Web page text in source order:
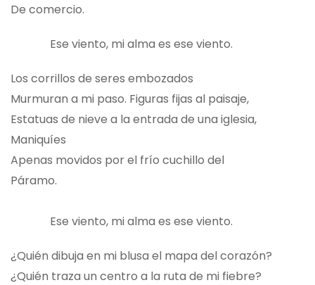
De comercio.
Ese viento, mi alma es ese viento.
Los corrillos de seres embozados
Murmuran a mi paso. Figuras fijas al paisaje,
Estatuas de nieve a la entrada de una iglesia,
Maniquíes
Apenas movidos por el frío cuchillo del
Páramo.
Ese viento, mi alma es ese viento.
¿Quién dibuja en mi blusa el mapa del corazón?
¿Quién traza un centro a la ruta de mi fiebre?